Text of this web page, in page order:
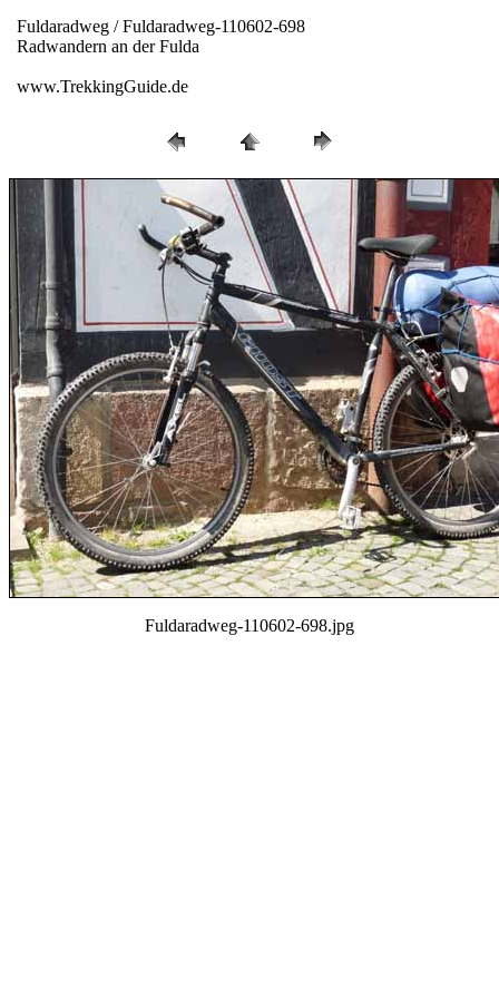
Fuldaradweg / Fuldaradweg-110602-698
Radwandern an der Fulda
www.TrekkingGuide.de
Fuldaradweg-110602-698.jpg